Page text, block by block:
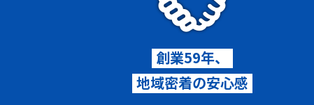
創業59年、
地域密着の安心感